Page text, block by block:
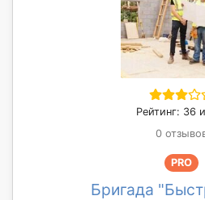
Рейтинг: 36
0
PRO
Бригада